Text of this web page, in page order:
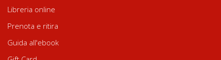
Libreria online
Prenota e ritira
Guida all'ebook